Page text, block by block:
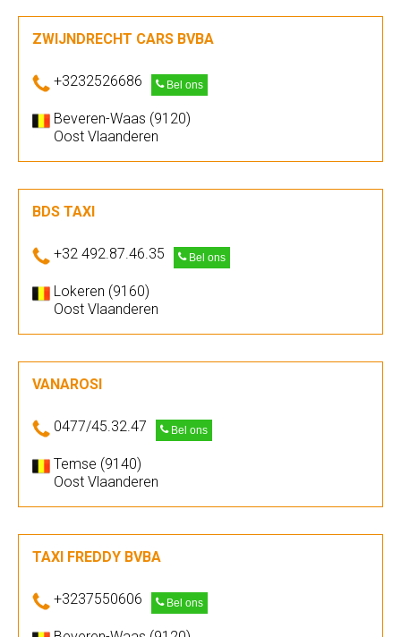
ZWIJNDRECHT CARS BVBA
+3232526686 Bel ons
Beveren-Waas (9120)
Oost Vlaanderen
BDS TAXI
+32 492.87.46.35 Bel ons
Lokeren (9160)
Oost Vlaanderen
VANAROSI
0477/45.32.47 Bel ons
Temse (9140)
Oost Vlaanderen
TAXI FREDDY BVBA
+3237550606 Bel ons